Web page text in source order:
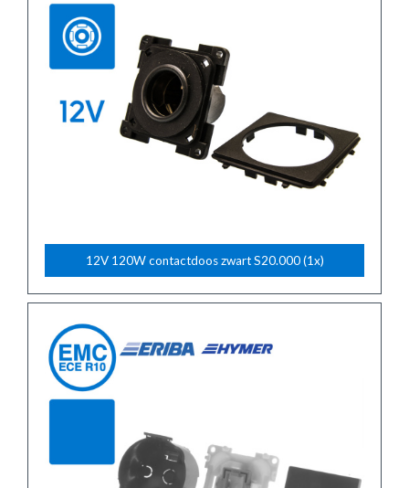
12V 120W contactdoos zwart S20.000 (1x)